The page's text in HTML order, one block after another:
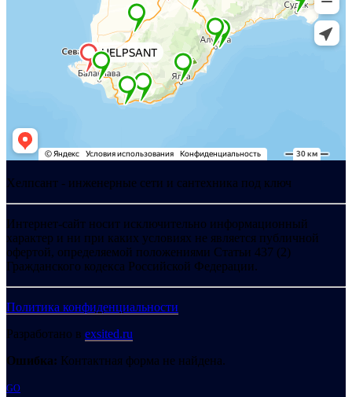
Хелпсант - инженерные сети и сантехника под ключ
Интернет-сайт носит исключительно информационный
характер и ни при каких условиях не является публичной
офертой, определяемой положениями Статьи 437 (2)
Гражданского кодекса Российской Федерации.
Политика конфиденциальности
Разработано в exsited.ru
Ошибка: Контактная форма не найдена.
GO